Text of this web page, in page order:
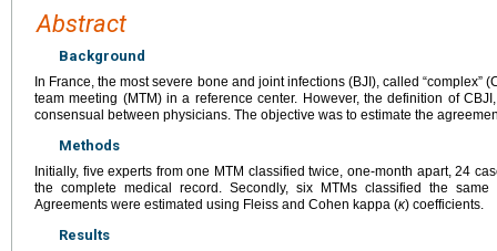
Abstract
Background
In France, the most severe bone and joint infections (BJI), called “complex”
team meeting (MTM) in a reference center. However, the definition of
consensual between physicians. The objective was to estimate the
Methods
Initially, five experts from one MTM classified twice, one-month apart, 24
the complete medical record. Secondly, six MTMs classified the same
Agreements were estimated using Fleiss and Cohen kappa (κ) coefficients.
Results